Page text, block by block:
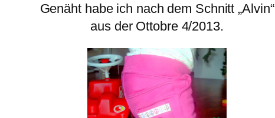
Genäht habe ich nach dem Schnitt „Alvin“
aus der Ottobre 4/2013.